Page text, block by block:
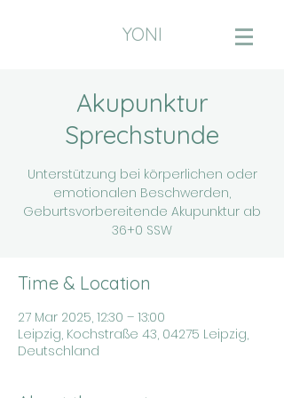
YONI
Akupunktur
Sprechstunde
Unterstützung bei körperlichen oder
emotionalen Beschwerden,
Geburtsvorbereitende Akupunktur ab
36+0 SSW
Time & Location
27 Mar 2025, 12:30 – 13:00
Leipzig, Kochstraße 43, 04275 Leipzig,
Deutschland